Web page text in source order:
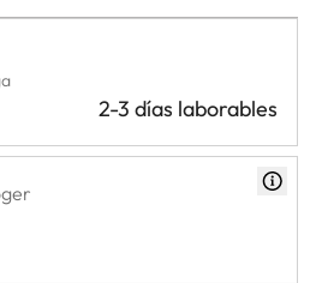
2-3 días laborables